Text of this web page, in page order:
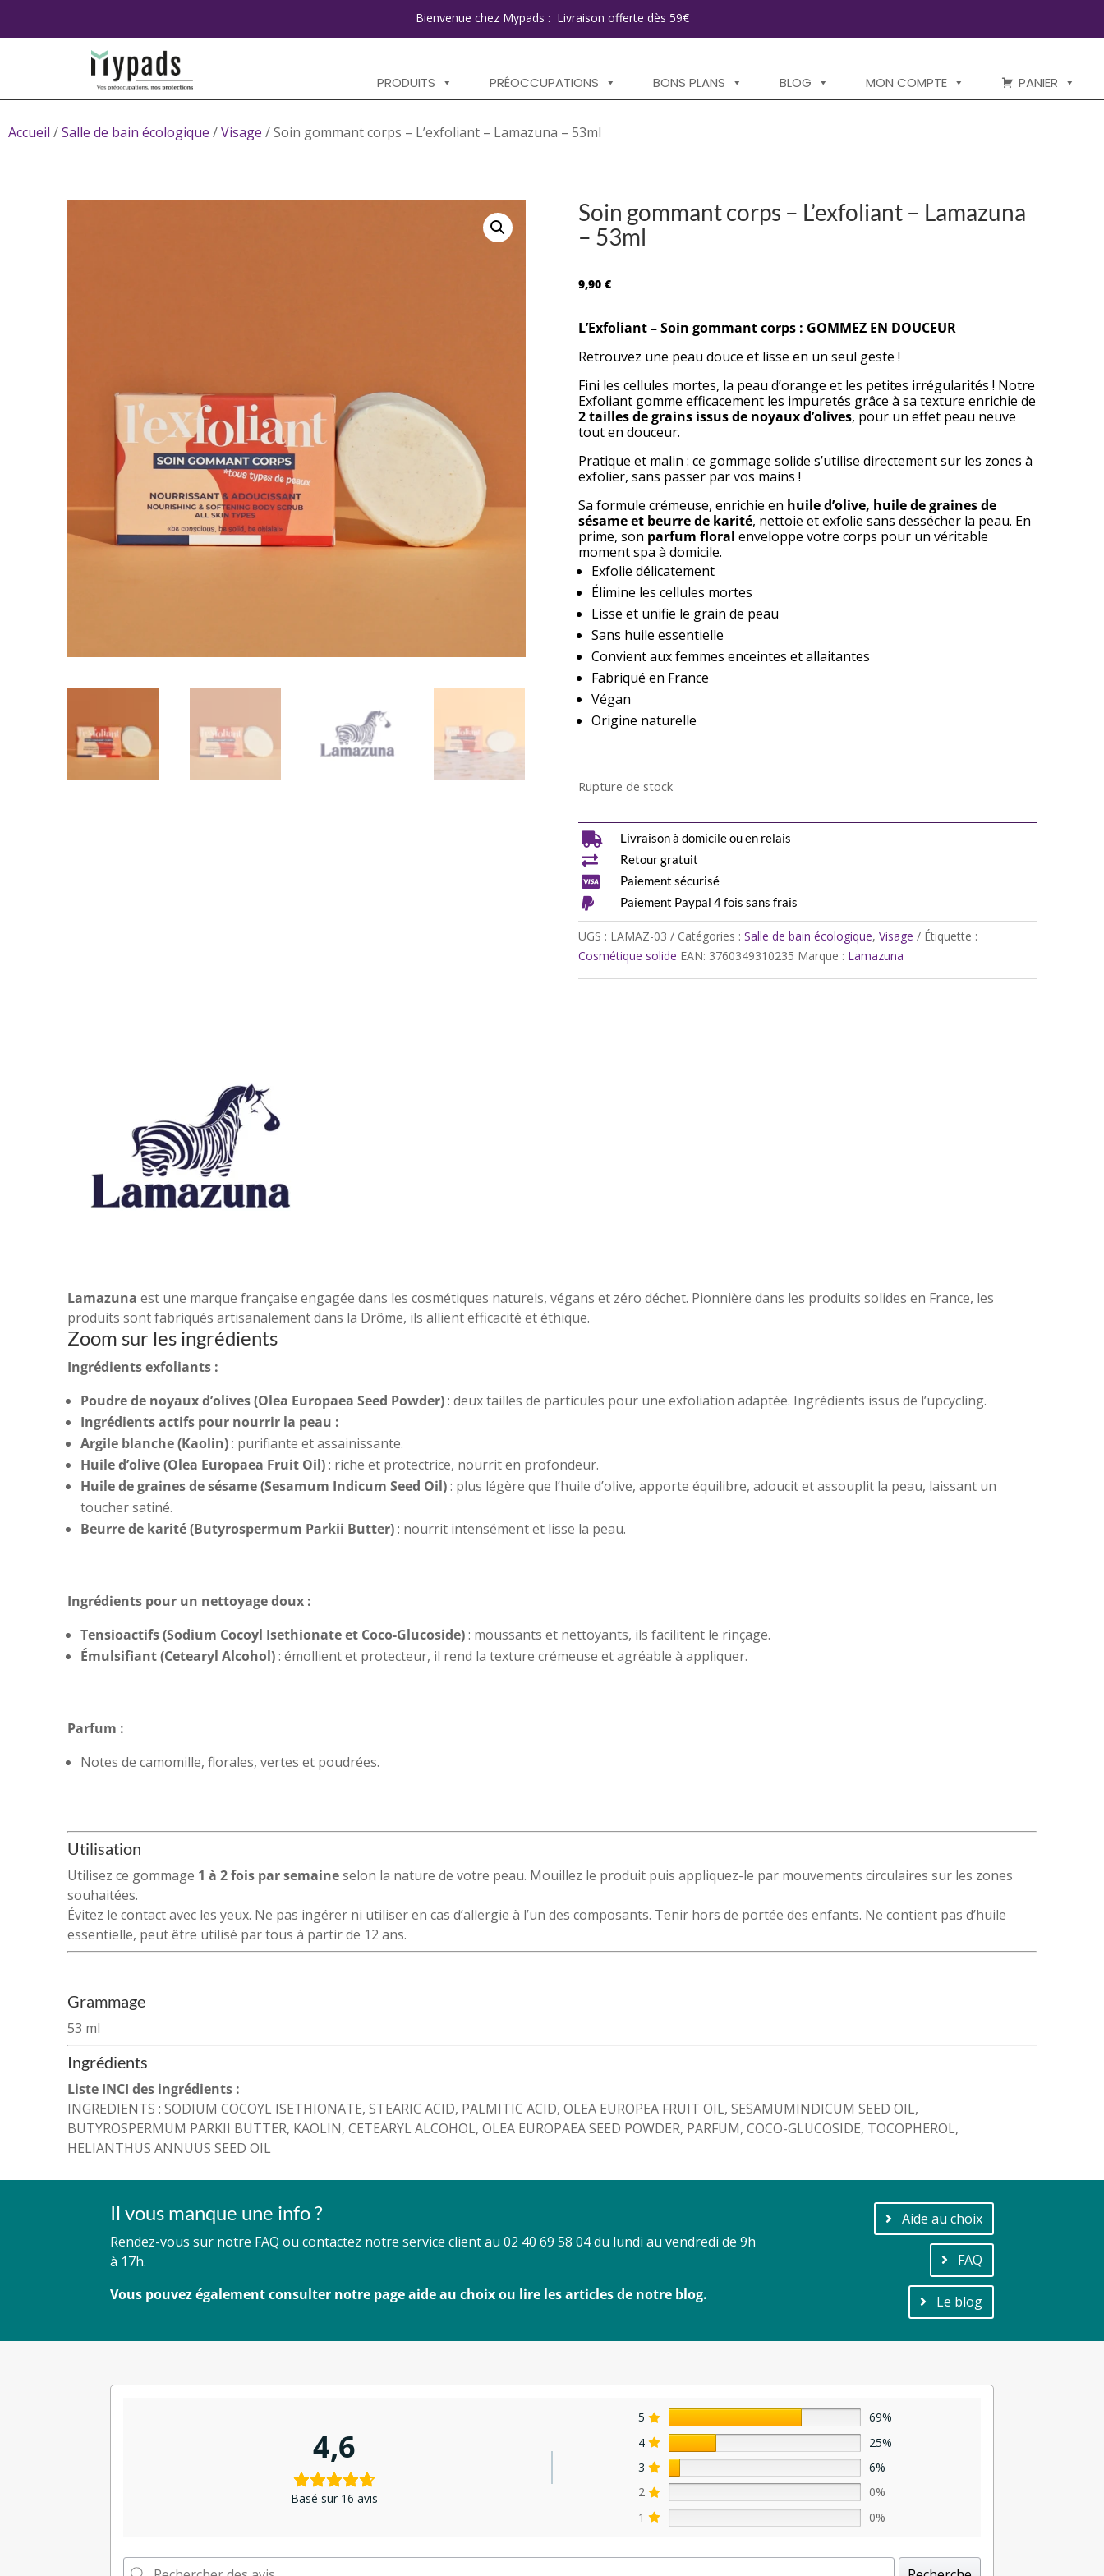
Bienvenue chez Mypads : Livraison offerte dès 59€
PRODUITS PRÉOCCUPATIONS BONS PLANS BLOG MON COMPTE PANIER
Accueil /Salle de bain écologique /Visage / Soin gommant corps – L’exfoliant – Lamazuna – 53ml
Soin gommant corps – L’exfoliant – Lamazuna
– 53ml
9,90€
L’Exfoliant – Soin gommant corps : GOMMEZ EN DOUCEUR
Retrouvez une peau douce et lisse en un seul geste !
Fini les cellules mortes, la peau d’orange et les petites irrégularités ! Notre
Exfoliant gomme efficacement les impuretés grâce à sa texture enrichie de
2 tailles de grains issus de noyaux d’olives, pour un effet peau neuve
tout en douceur.
Pratique et malin : ce gommage solide s’utilise directement sur les zones à
exfolier, sans passer par vos mains !
Sa formule crémeuse, enrichie en huile d’olive, huile de graines de
sésame et beurre de karité, nettoie et exfolie sans dessécher la peau. En
prime, son parfum floral enveloppe votre corps pour un véritable
moment spa à domicile.
Exfolie délicatement
Élimine les cellules mortes
Lisse et unifie le grain de peau
Sans huile essentielle
Convient aux femmes enceintes et allaitantes
Fabriqué en France
Végan
Origine naturelle
Rupture de stock
 Livraison à domicile ou en relais
 Retour gratuit
 Paiement sécurisé
 Paiement Paypal 4 fois sans frais
UGS : LAMAZ-03 Catégories :Salle de bain écologique,Visage
Étiquette :
Cosmétique solide EAN: 3760349310235 Marque : Lamazuna
Lamazuna est une marque française engagée dans les cosmétiques naturels, végans et zéro déchet. Pionnière dans les produits solides en France, les
produits sont fabriqués artisanalement dans la Drôme, ils allient efficacité et éthique.
Zoom sur les ingrédients
Ingrédients exfoliants :
Poudre de noyaux d’olives (Olea Europaea Seed Powder): deux tailles de particules pour une exfoliation adaptée. Ingrédients issus de l’upcycling.
Ingrédients actifs pour nourrir la peau :
Argile blanche (Kaolin): purifiante et assainissante.
Huile d’olive (Olea Europaea Fruit Oil): riche et protectrice, nourrit en profondeur.
Huile de graines de sésame (Sesamum Indicum Seed Oil): plus légère que l’huile d’olive, apporte équilibre, adoucit et assouplit la peau, laissant un
toucher satiné.
Beurre de karité (Butyrospermum Parkii Butter): nourrit intensément et lisse la peau.
Ingrédients pour un nettoyage doux :
Tensioactifs (Sodium Cocoyl Isethionate et Coco-Glucoside): moussants et nettoyants, ils facilitent le rinçage.
Émulsifiant (Cetearyl Alcohol): émollient et protecteur, il rend la texture crémeuse et agréable à appliquer.
Parfum :
Notes de camomille, florales, vertes et poudrées.
Utilisation
Utilisez ce gommage 1 à 2 fois par semaineselon la nature de votre peau. Mouillez le produit puis appliquez-le par mouvements circulaires sur les zones
souhaitées.
Évitez le contact avec les yeux. Ne pas ingérer ni utiliser en cas d’allergie à l’un des composants. Tenir hors de portée des enfants. Ne contient pas d’huile
essentielle, peut être utilisé par tous à partir de 12 ans.
Grammage
53 ml
Ingrédients
Liste INCI des ingrédients :
INGREDIENTS : SODIUM COCOYL ISETHIONATE, STEARIC ACID, PALMITIC ACID, OLEA EUROPEA FRUIT OIL, SESAMUMINDICUM SEED OIL,
BUTYROSPERMUM PARKII BUTTER, KAOLIN, CETEARYL ALCOHOL, OLEA EUROPAEA SEED POWDER, PARFUM, COCO-GLUCOSIDE, TOCOPHEROL,
HELIANTHUS ANNUUS SEED OIL
Il vous manque une info ?
Rendez-vous sur notre FAQ ou contactez notre service client au 02 40 69 58 04 du lundi au vendredi de 9h
à 17h.
Vous pouvez également consulter notre page aide au choix ou lire les articles de notre blog.
Aide au choix
FAQ
Le blog
4,6
Basé sur 16 avis
5
69%
4
25%
3
6%
2
0%
1
0%